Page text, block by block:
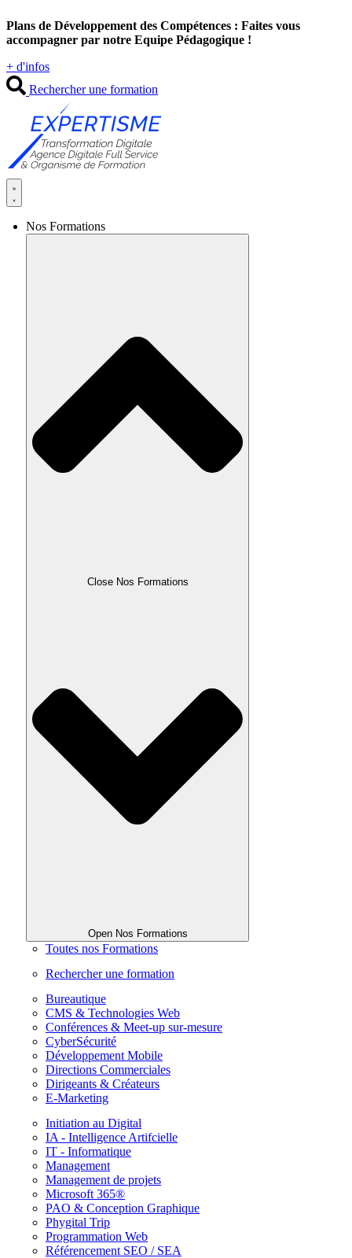
au
contenu
Plans de Développement des Compétences : Faites vous
accompagner par notre Equipe Pédagogique !
+ d'infos
Rechercher une formation
Nos Formations
Close Nos Formations
Open Nos Formations
Toutes nos Formations
Rechercher une formation
Bureautique
CMS & Technologies Web
Conférences & Meet-up sur-mesure
CyberSécurité
Développement Mobile
Directions Commerciales
Dirigeants & Créateurs
E-Marketing
Initiation au Digital
IA - Intelligence Artifcielle
IT - Informatique
Management
Management de projets
Microsoft 365®
PAO & Conception Graphique
Phygital Trip
Programmation Web
Référencement SEO / SEA